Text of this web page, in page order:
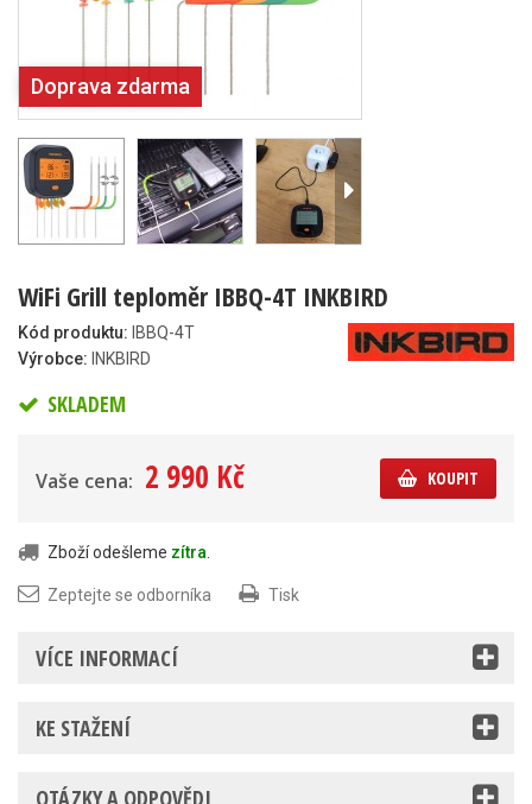
Doprava zdarma
WiFi Grill teploměr IBBQ-4T INKBIRD
Kód produktu: IBBQ-4T
Výrobce: INKBIRD
SKLADEM
Vaše cena: 2 990 Kč KOUPIT
Zboží odešleme zítra
Zeptejte se odborníka Tisk
VÍCE INFORMACÍ
KE STAŽENÍ
OTÁZKY A ODPOVĚDI